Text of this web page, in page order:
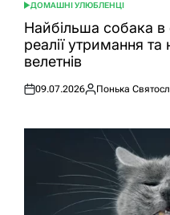
ОПУБЛІКУВАТИ
У
ДОМАШНІ УЛЮБЛЕНЦІ
Найбільша собака в
реалії утримання та
велетнів
Оприлюднено
09.07.2026
Опубліковано
Понька